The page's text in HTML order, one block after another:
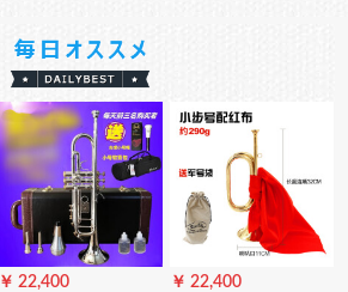
￥ 22,400 ￥ 22,400